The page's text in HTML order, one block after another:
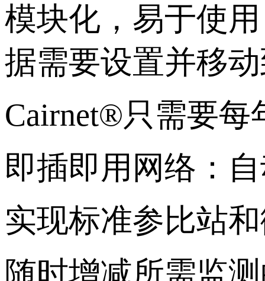
模块化，易于使
据需要设置并移
Cairnet®只需要
即插即用网络：自
实现标准参比站
随时增减所需监